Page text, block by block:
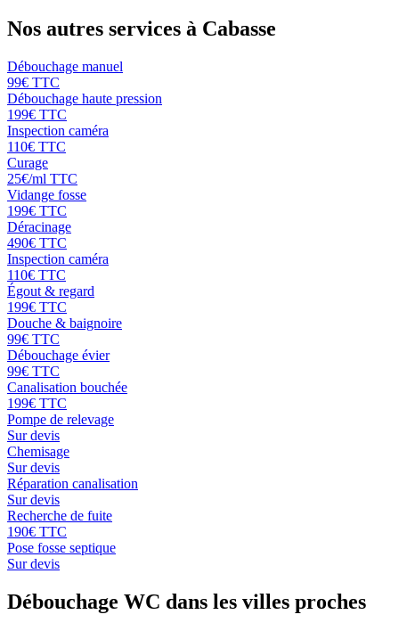
Nos autres services à Cabasse
Débouchage manuel
99€ TTC
Débouchage haute pression
199€ TTC
Inspection caméra
110€ TTC
Curage
25€/ml TTC
Vidange fosse
199€ TTC
Déracinage
490€ TTC
Inspection caméra
110€ TTC
Égout & regard
199€ TTC
Douche & baignoire
99€ TTC
Débouchage évier
99€ TTC
Canalisation bouchée
199€ TTC
Pompe de relevage
Sur devis
Chemisage
Sur devis
Réparation canalisation
Sur devis
Recherche de fuite
190€ TTC
Pose fosse septique
Sur devis
Débouchage WC dans les villes proches